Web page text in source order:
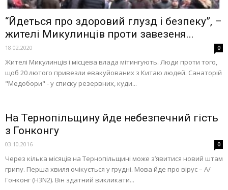
“Йдеться про здоровий глузд і безпеку”, –
жителі Микулинців проти завезеня...
18.02.2020 0
Жителі Микулинців і місцева влада мітингують. Люди проти того,
щоб 20 лютого привезли евaкуйовaних з Китaю людей. Санаторій
"Медобори" - у списку резервних, куди...
На Тернопільщину йде небезпечний гість
з Гонконгу
03.10.2016 0
Через кілька місяців на Тернопільщині може з’явитися новий штам
грипу. Перша хвиля очікується у грудні. Мова йде про вірус – А/
Гонконг (H3N2). Він здатний викликати...